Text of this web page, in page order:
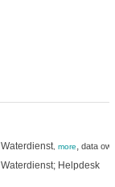
, more, data
Helpdesk